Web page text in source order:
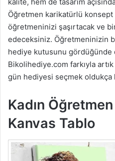
Öğretmen karikatürlü
öğretmeninizi şaşırtacak ve
edeceksiniz. Öğretmeninizin
hediye kutusunu gördüğünde
Bikolihediye.com farkıyla
gün hediyesi seçmek oldukça
Kadın
Kanvas Tablo